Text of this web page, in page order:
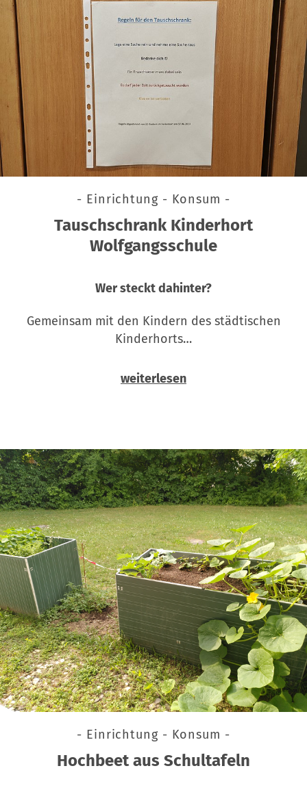
- Einrichtung - Konsum -
Tauschschrank Kinderhort
Wolfgangsschule
Wer steckt dahinter?
Gemeinsam mit den Kindern des städtischen
Kinderhorts…
weiterlesen
- Einrichtung - Konsum -
Hochbeet aus Schultafeln